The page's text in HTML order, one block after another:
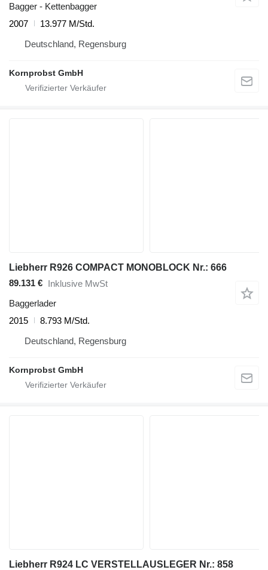
Bagger - Kettenbagger
2007
13.977 M/Std.
Deutschland, Regensburg
Kornprobst GmbH
Liebherr R926 COMPACT MONOBLOCK Nr.: 666
89.131 € Inklusive MwSt
Baggerlader
2015
8.793 M/Std.
Deutschland, Regensburg
Kornprobst GmbH
Liebherr R924 LC VERSTELLAUSLEGER Nr.: 858